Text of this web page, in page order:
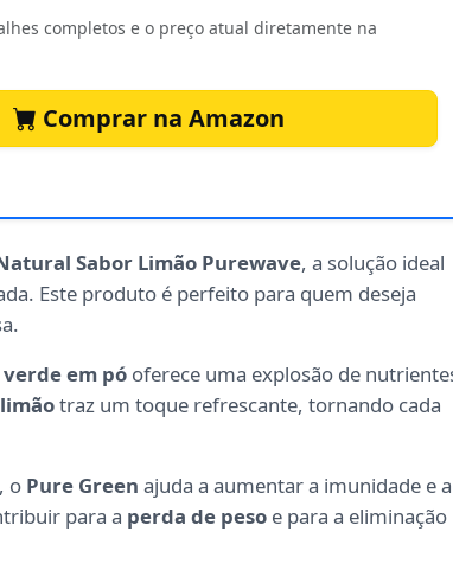
completos e o preço atual diretamente na
Comprar na Amazon
Sabor Limão Purewave, a solução ideal
Este produto é perfeito para quem deseja
verde em pó oferece uma explosão de
limãotraz um toque refrescante, tornando cada
o Pure Green ajuda a aumentar a imunidade e a
para a perda de peso e para a eliminação